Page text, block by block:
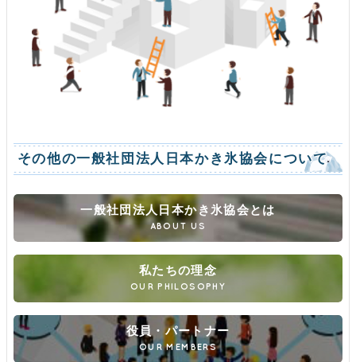
その他の一般社団法人日本かき氷協会について
一般社団法人日本かき氷協会とは
ABOUT US
私たちの理念
OUR PHILOSOPHY
役員・パートナー
OUR MEMBERS